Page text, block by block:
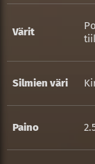
Värit
Silmien väri
Paino